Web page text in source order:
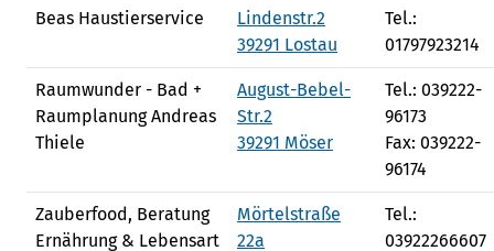
Beas Haustierservice
Lindenstr.2
39291 Lostau
Tel.:
01797923214
Raumwunder - Bad +
Raumplanung Andreas
Thiele
August-Bebel-
Str.2
39291 Möser
Tel.: 039222-
96173
Fax: 039222-
96174
Zauberfood, Beratung
Ernährung & Lebensart
Mörtelstraße
22a
Tel.:
03922266607